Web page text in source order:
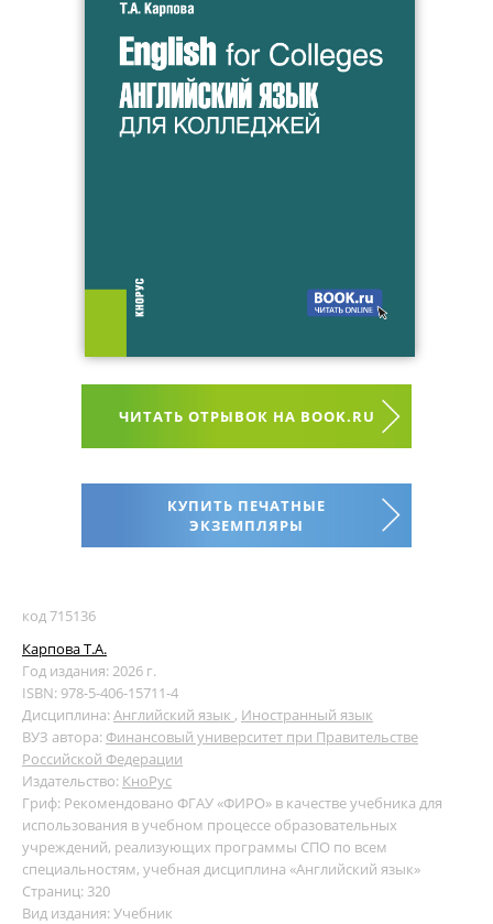
ЧИТАТЬ ОТРЫВОК НА BOOK.RU
КУПИТЬ ПЕЧАТНЫЕ
ЭКЗЕМПЛЯРЫ
код 715136
Карпова Т.А.
Год издания: 2026 г.
ISBN: 978-5-406-15711-4
Дисциплина:Английский язык , Иностранный язык
ВУЗ автора: Финансовый университет при Правительстве
Российской Федерации
Издательство: КноРус
Гриф: Рекомендовано ФГАУ «ФИРО» в качестве учебника для
использования в учебном процессе образовательных
учреждений, реализующих программы СПО по всем
специальностям, учебная дисциплина «Английский язык»
Страниц: 320
Вид издания: Учебник